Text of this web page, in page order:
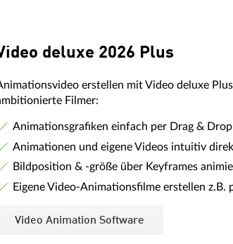
deluxe 2026 Plus
erstellen mit Video deluxe
Filmer:
Animationsgrafiken einfach per Drag &
Animationen und eigene Videos intuitiv
Bildposition & -größe über Keyframes
Eigene Video-Animationsfilme erstellen z.B.
Video Animation Software